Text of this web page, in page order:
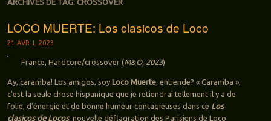
ARCHIVES DE TAG: CROSSOVER
LOCO MUERTE: Los clasicos de Loco
21 AVRIL 2023
France, Hardcore/crossover (M&O, 2023)
Ay, caramba! Los amigos, soy Loco Muerte, entiende? « Caramba »,
c’est la seule chose hispanique que je retiendrai tellement il y a de
folie, d’énergie et de bonne humeur contagieuses dans ce Los
clasicos de Locos, nouvelle déflagration des Parisiens de Loco